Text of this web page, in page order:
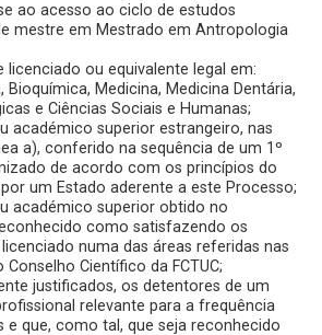
ao acesso ao ciclo de estudos
mestre em Mestrado em Antropologia
licenciado ou equivalente legal em:
Medicina, Medicina Dentária,
e Ciências Sociais e Humanas;
académico superior estrangeiro, nas
a), conferido na sequência de um 1º
de acordo com os princípios do
um Estado aderente a este Processo;
académico superior obtido no
como satisfazendo os
numa das áreas referidas nas
Científico da FCTUC;
justificados, os detentores de um
relevante para a frequência
e que, como tal, que seja reconhecido